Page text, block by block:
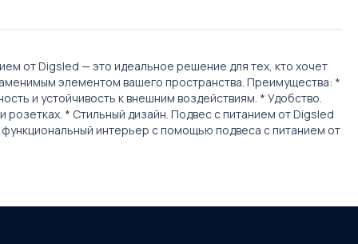
от Digsled — это идеальное решение для тех, кто хочет
элементом вашего пространства. Преимущества: *
и устойчивость к внешним воздействиям. * Удобство.
* Стильный дизайн. Подвес с питанием от Digsled
интерьер с помощью подвеса с питанием от